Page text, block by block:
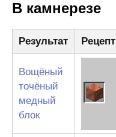
В камнерезе
Результат Рецепт
Вощёный
точёный
медный
блок